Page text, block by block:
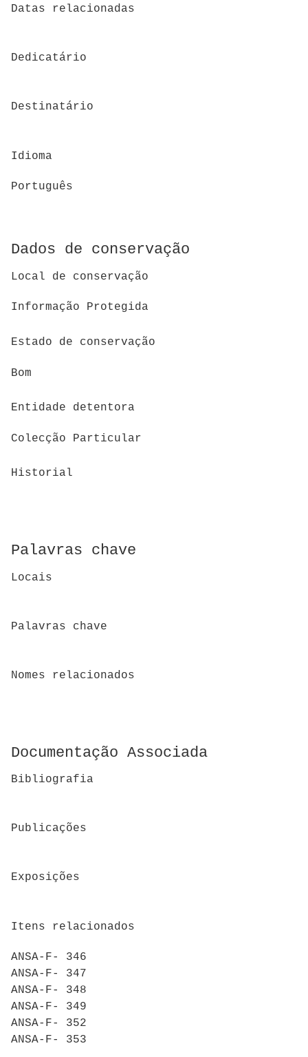
Datas relacionadas
Dedicatário
Destinatário
Idioma
Português
Dados de conservação
Local de conservação
Informação Protegida
Estado de conservação
Bom
Entidade detentora
Colecção Particular
Historial
Palavras chave
Locais
Palavras chave
Nomes relacionados
Documentação Associada
Bibliografia
Publicações
Exposições
Itens relacionados
ANSA-F- 346
ANSA-F- 347
ANSA-F- 348
ANSA-F- 349
ANSA-F- 352
ANSA-F- 353